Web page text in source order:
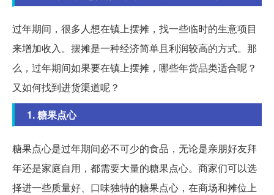
过年期间，很多人想在镇上摆摊，找一些临时的生意项目
来增加收入。摆摊是一种经济简单且利润较高的方式。那
么，过年期间如果要在镇上摆摊，哪些年货品类适合呢？
又如何找到进货渠道呢？
1. 糖果点心
糖果点心是过年期间必不可少的食品，无论是亲朋好友拜
年还是家庭自用，都需要大量的糖果点心。商家们可以选
择进一些质量好、口味独特的糖果点心，在商场和摊位上